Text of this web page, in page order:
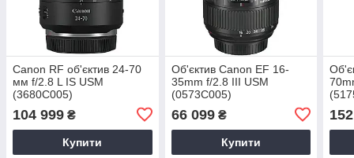
Canon RF об'єктив 24-70
мм f/2.8 L IS USM
(3680C005)
104 999 ₴
Купити
Об'єктив Canon EF 16-
35mm f/2.8 III USM
(0573C005)
66 099₴
Купити